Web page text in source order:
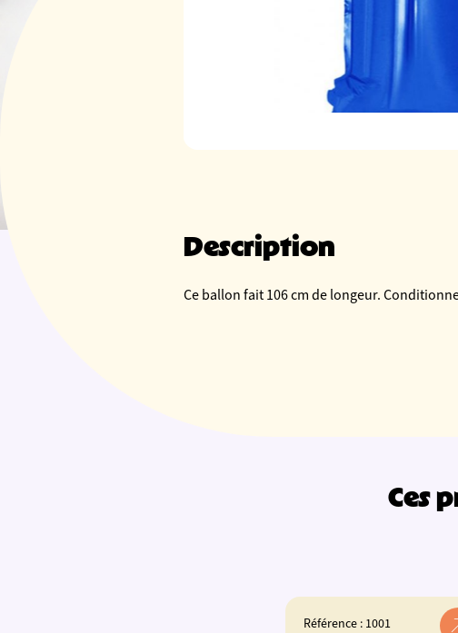
Description
Ce ballon fait 106 cm de longeur.
Ces
Référence : 1001